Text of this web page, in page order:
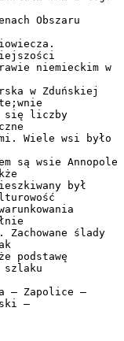
Obszaru
niemieckim w
w Zduńskiej
się liczby
Wiele wsi było
są wsie Annopole
był
ślady
podstawę
– Zapolice –
–